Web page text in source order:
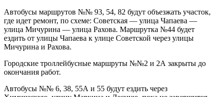
Автобусы маршрутов №№ 93, 54, 82 будут объезжать участок,
где идет ремонт, по схеме: Советская — улица Чапаева —
улица Мичурина — улица Рахова. Маршрутка №44 будет
ездить от улицы Чапаева к улице Советской через улицы
Мичурина и Рахова.
Городские троллейбусные маршруты №№2 и 2А закрыты до
окончания работ.
Автобусы №№ 6, 38, 55А и 55 будут ездить через